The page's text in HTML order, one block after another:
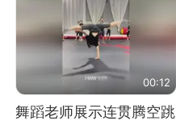
00:12
舞蹈老师展示连贯腾空跳